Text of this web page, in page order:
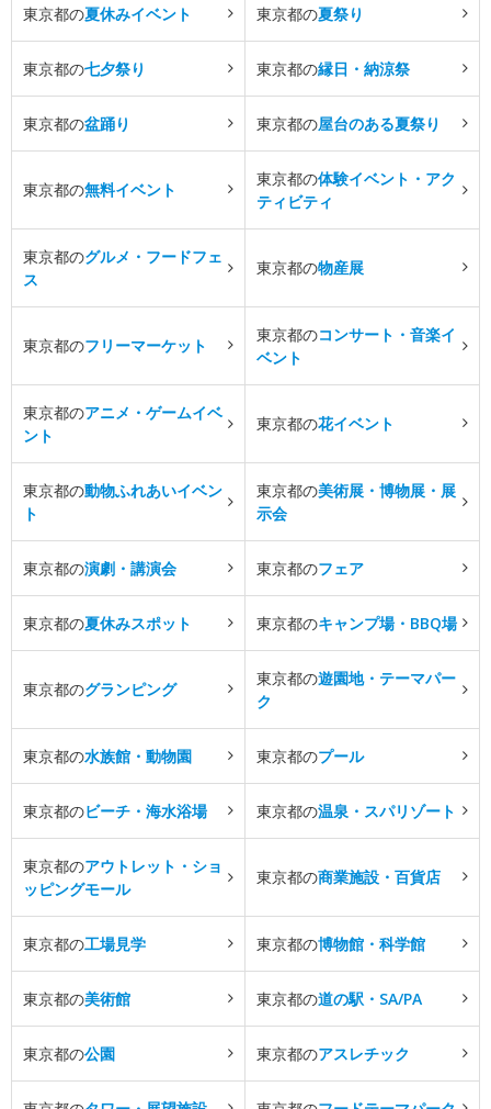
東京都の夏休みイベント 東京都の夏祭り
東京都の七夕祭り 東京都の縁日・納涼祭
東京都の盆踊り 東京都の屋台のある夏祭り
東京都の無料イベント
東京都の体験イベント・アク
ティビティ
東京都のグルメ・フードフェ
ス
東京都の物産展
東京都のフリーマーケット
東京都のコンサート・音楽イ
ベント
東京都のアニメ・ゲームイベ
ント
東京都の花イベント
東京都の動物ふれあいイベン
ト
東京都の美術展・博物展・展
示会
東京都の演劇・講演会 東京都のフェア
東京都の夏休みスポット 東京都のキャンプ場・BBQ場
東京都のグランピング
東京都の遊園地・テーマパー
ク
東京都の水族館・動物園 東京都のプール
東京都のビーチ・海水浴場 東京都の温泉・スパリゾート
東京都のアウトレット・ショ
ッピングモール
東京都の商業施設・百貨店
東京都の工場見学 東京都の博物館・科学館
東京都の美術館 東京都の道の駅・SA/PA
東京都の公園 東京都のアスレチック